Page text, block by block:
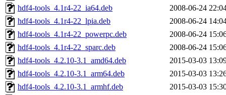
hdf4-tools_4.1r4-22_ia64.deb
2008-06-24
hdf4-tools_4.1r4-22_lpia.deb
2008-06-24
hdf4-tools_4.1r4-22_powerpc.deb
2008-06-24
hdf4-tools_4.1r4-22_sparc.deb
2008-06-24
hdf4-tools_4.2.10-3.1_amd64.deb
2015-03-03
hdf4-tools_4.2.10-3.1_arm64.deb
2015-03-03
hdf4-tools_4.2.10-3.1_armhf.deb
2015-03-03